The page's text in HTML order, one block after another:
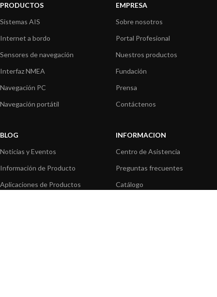
PRODUCTOS
Sistemas AIS
Internet a bordo
Sensores de navegación
Interfaz NMEA
Navegación PC
Navegación portátil
EMPRESA
Sobre nosotros
Portal Profesional
Nuestros productos
Fundación
Prensa
Contáctenos
BLOG
Noticias y Eventos
Información de Producto
Aplicaciones de Productos
INFORMACION
Centro de Asistencia
Preguntas frecuentes
Catálogo